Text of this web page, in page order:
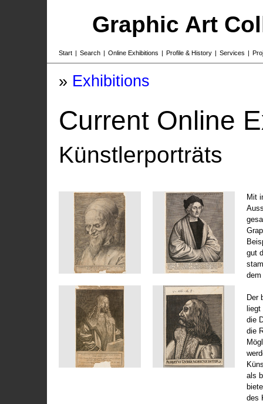
Graphic Art
Start | Search | Online Exhibitions | Profile & History | Services |
» Exhibitions
Current Online
Künstlerporträts
Mit
gut
dem
Der
die
die
als
des